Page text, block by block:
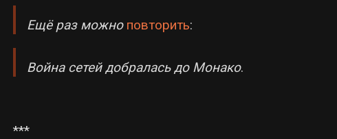
Ещё раз можно повторить:
Война сетей добралась до Монако.
***